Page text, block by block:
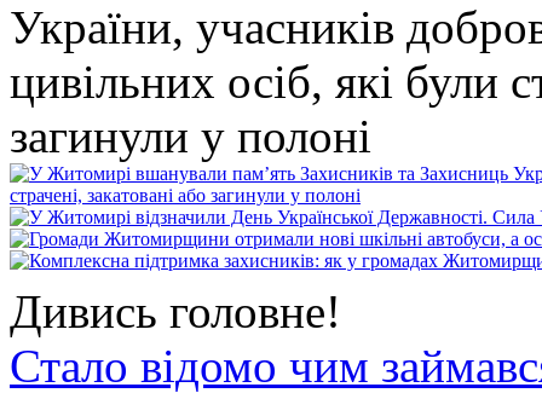
України, учасників
цивільних осіб, які були
загинули у полоні
Дивись головне!
Стало відомо чим